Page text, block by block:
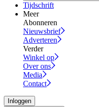
Tijdschrift
Meer
Abonneren
Nieuwsbrief
Adverteren
Verder
Winkel op
Over ons
Media
Contact
Inloggen